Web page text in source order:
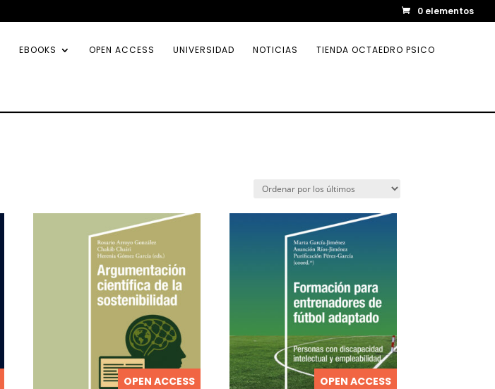
0 elementos
EBOOKS OPEN ACCESS UNIVERSIDAD NOTICIAS TIENDA OCTAEDRO PSICO
OPEN ACCESS OPEN ACCESS